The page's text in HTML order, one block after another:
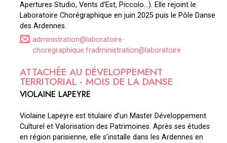
Apertures Studio, Vents d’Est, Piccolo…). Elle rejoint le
Laboratoire Chorégraphique en juin 2025 puis le Pôle Danse
des Ardennes.
administration@laboratoire-
choregraphique.fradministration@laboratoire
ATTACHÉE AU DÉVELOPPEMENT
TERRITORIAL - MOIS DE LA DANSE
VIOLAINE LAPEYRE
Violaine Lapeyre est titulaire d’un Master Développement
Culturel et Valorisation des Patrimoines. Après ses études
en région parisienne, elle s’installe dans les Ardennes en